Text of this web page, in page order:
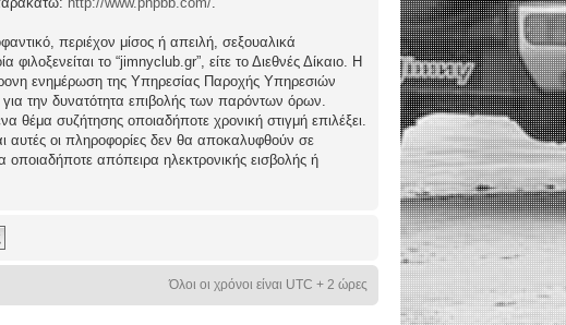
περιέχον μίσος ή απειλή, σεξουαλικά
το “jimnyclub.gr”, είτε το Διεθνές Δίκαιο. Η
ενημέρωση της Υπηρεσίας Παροχής Υπηρεσιών
για την δυνατότητα επιβολής των παρόντων όρων.
θέμα συζήτησης οποιαδήποτε χρονική στιγμή επιλέξει.
αυτές οι πληροφορίες δεν θα αποκαλυφθούν σε
απόπειρα ηλεκτρονικής εισβολής ή
Όλοι οι χρόνοι είναι UTC + 2 ώρες